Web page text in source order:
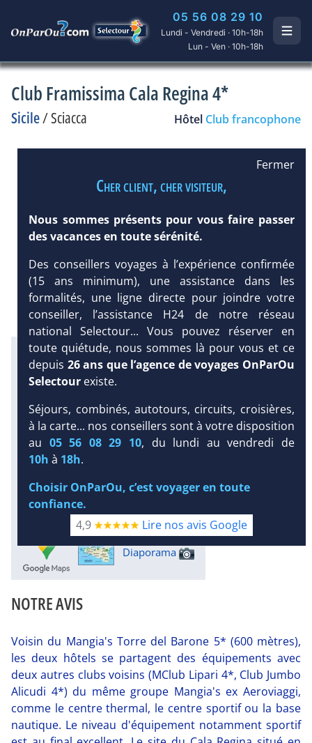
05 56 08 29 10
Lundi - Vendredi · 10h-18h
Lun - Ven · 10h-18h
Club Framissima Cala Regina 4*
Sicile/Sciacca Hôtel Club francophone
DEMANDE
D’INFORMATIONS
RÉSERVATION
Infos météo :
26 °C
18 mm
24 °C
Infos plages :
300 m
Longueur:
600 m
Équipement :
188
Tx
Distance depuis l'hôtel : 15 km
Bien-être :
Diaporama
NOTRE AVIS
Voisin du Mangia's Torre del Barone 5* (600 mètres),
les deux hôtels se partagent des équipements avec
deux autres clubs voisins (MClub Lipari 4*, Club Jumbo
Alicudi 4*) du même groupe Mangia's ex Aeroviaggi,
comme le centre thermal, le centre sportif ou la base
nautique. Le niveau d'équipement notamment sportif
Fermer
Cher client, cher visiteur,
Nous sommes présents pour vous faire passer
des vacances en toute sérénité.
Des conseillers voyages à l’expérience confirmée
(15 ans minimum), une assistance dans les
formalités, une ligne directe pour joindre votre
conseiller, l’assistance H24 de notre réseau
national Selectour... Vous pouvez réserver en
toute quiétude, nous sommes là pour vous et ce
depuis 26 ans que l’agence de voyages OnParOu
Selectour existe.
Séjours, combinés, autotours, circuits, croisières,
à la carte... nos conseillers sont à votre disposition
au 05 56 08 29 10, du lundi au vendredi de
10h à 18h.
Choisir OnParOu, c’est voyager en toute
confiance.
4,9
Lire nos avis Google